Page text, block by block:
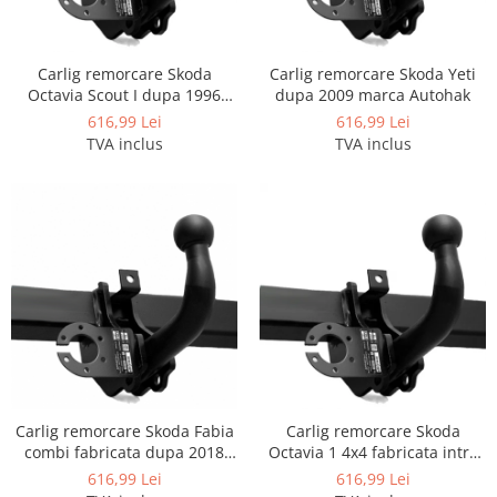
Cutii portbagaj
transversale
Echipamente
Generatoare curent portabile
Genti laptop
Genti schi si snowboard
Genti voiaj
Grilaje portbagaj auto
Huse scaune auto
Instalatii electrice
Carlig remorcare Skoda
Octavia Scout I dupa 1996
marca Autohak
616,99 Lei
TVA inclus
Carlig remorcare Skoda Yeti
dupa 2009 marca Autohak
616,99 Lei
TVA inclus
Carlig remorcare Skoda Fabia
combi fabricata dupa 2018
marca Autohak
616,99 Lei
Carlig remorcare Skoda
Octavia 1 4x4 fabricata intre
1996 - 2003 marca Autohak
616,99 Lei